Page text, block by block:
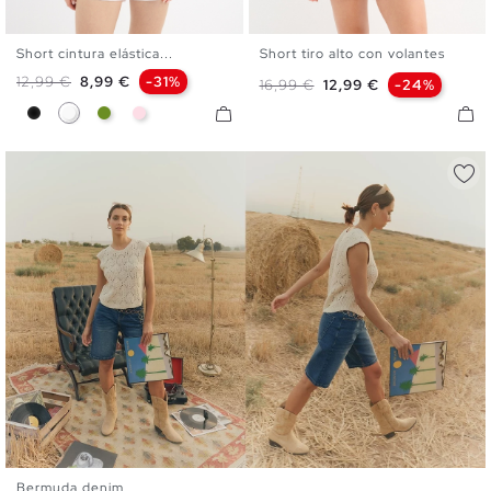
Short cintura elástica...
Precio base
12,99 € Precio
8,99 € -31%
NegroBlancoVerde OlivaRosa Empolvado
Short tiro alto con volantes
Precio base
16,99 € Precio
12,99 € -24%
Bermuda denim